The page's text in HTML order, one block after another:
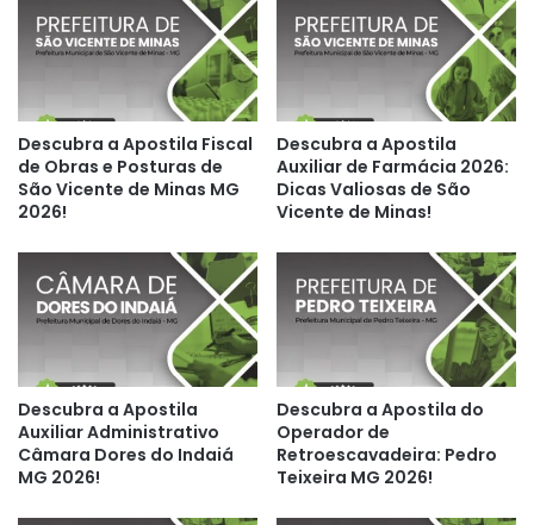
Descubra a Apostila Fiscal
de Obras e Posturas de
São Vicente de Minas MG
2026!
Descubra a Apostila
Auxiliar de Farmácia 2026:
Dicas Valiosas de São
Vicente de Minas!
Descubra a Apostila
Auxiliar Administrativo
Câmara Dores do Indaiá
MG 2026!
Descubra a Apostila do
Operador de
Retroescavadeira: Pedro
Teixeira MG 2026!